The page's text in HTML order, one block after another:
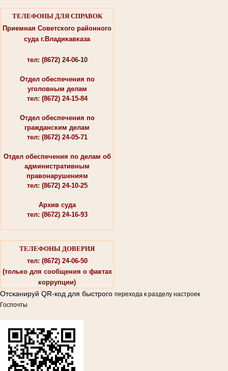
ТЕЛЕФОНЫ ДЛЯ СПРАВОК
Приемная Советского районного
суда г.Владикавказа
тел: (8672) 24-06-10
Отдел обеспечения по
уголовным делам
тел: (8672) 24-15-84
Отдел обеспечения по
гражданским делам
тел: (8672) 24-05-71
Отдел обеспечения по делам об
административным
правонарушениям
тел: (8672) 24-10-25
Архив суда
тел: (8672) 24-16-93
ТЕЛЕФОНЫ ДОВЕРИЯ
тел: (8672) 24-06-50
(только для сообщения о фактах
коррупции)
Отсканируй QR-код для быстрого перехода к разделу настроек
Госпочты